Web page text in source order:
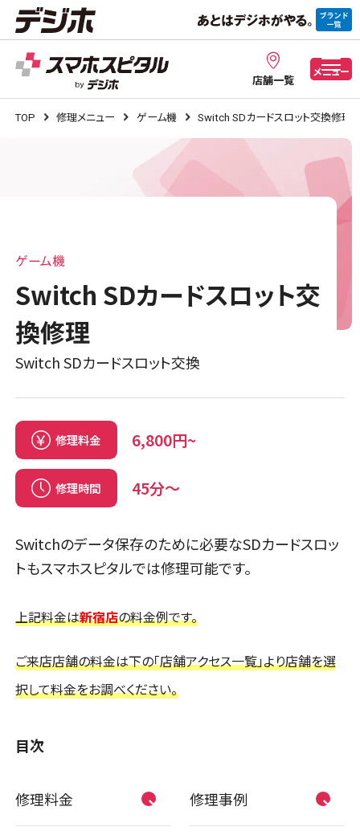
店舗一覧
メニュー
TOP 修理メニュー ゲーム機 Switch SDカードスロット交換修理
ゲーム機
Switch SDカードスロット交
換修理
Switch SDカードスロット交換
修理料金 6,800円~
修理時間 45分〜
Switchのデータ保存のために必要なSDカードスロッ
トもスマホスピタルでは修理可能です。
上記料金は新宿店の料金例です。
ご来店店舗の料金は下の「店舗アクセス一覧」より店舗を選
択して料金をお調べください。
目次
修理料金 修理事例